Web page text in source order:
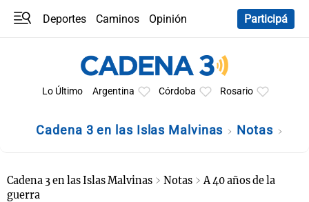
Deportes Caminos
Opinión
Participá
Lo Último Argentina Córdoba Rosario
Cadena 3 en las Islas Malvinas Notas
Cadena 3 en las Islas Malvinas Notas
A 40 años de la
guerra